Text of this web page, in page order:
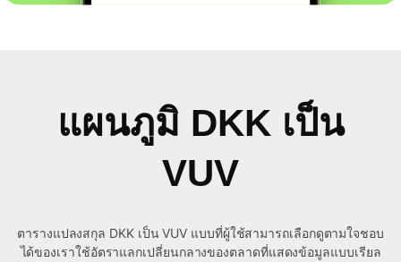
แผนภูมิ DKK เป็น
VUV
ตารางแปลงสกุล DKK เป็น VUV แบบที่ผู้ใช้สามารถเลือกดูตามใจชอบ
ได้ของเราใช้อัตราแลกเปลี่ยนกลางของตลาดที่แสดงข้อมูลแบบเรียล